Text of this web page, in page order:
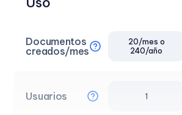
Documentos
creados/mes
20/mes o
240/año
Usuarios 1